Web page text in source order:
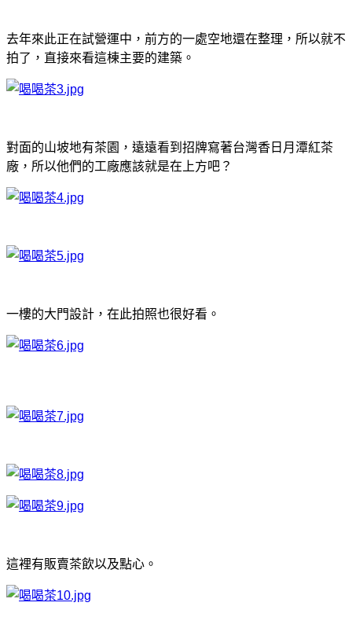
去年來此正在試營運中，前方的一處空地還在整理，所以就不
拍了，直接來看這棟主要的建築。
對面的山坡地有茶園，遠遠看到招牌寫著台灣香日月潭紅茶
廠，所以他們的工廠應該就是在上方吧？
一樓的大門設計，在此拍照也很好看。
這裡有販賣茶飲以及點心。